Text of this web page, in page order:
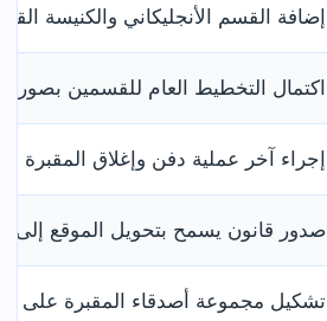
إضافة القسم الأنجليكاني والكنيسة
اكتمال التخطيط العام للقسمين بصورة
إجراء آخر عملية دفن وإغلاق المقبرة
صدور قانون يسمح بتحويل الموقع إلى
تشكيل مجموعة أصدقاء المقبرة على